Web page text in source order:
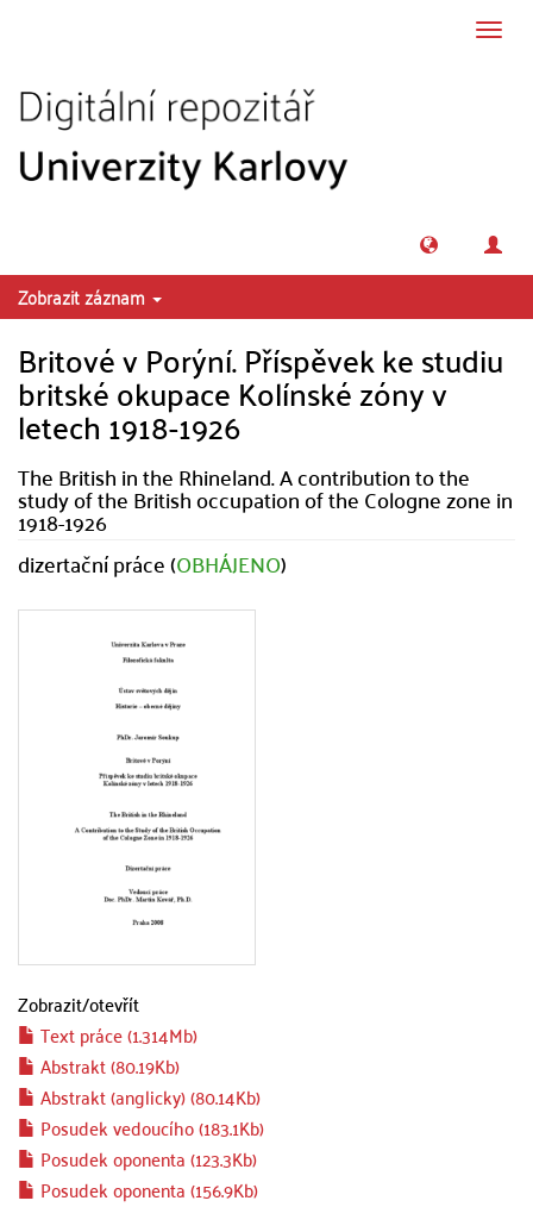
Zobrazit záznam
Britové v Porýní. Příspěvek ke studiu
britské okupace Kolínské zóny v
letech 1918-1926
The British in the Rhineland. A contribution to the
study of the British occupation of the Cologne zone in
1918-1926
dizertační práce (OBHÁJENO)
Zobrazit/otevřít
Text práce (1.314Mb)
Abstrakt (80.19Kb)
Abstrakt (anglicky) (80.14Kb)
Posudek vedoucího (183.1Kb)
Posudek oponenta (123.3Kb)
Posudek oponenta (156.9Kb)